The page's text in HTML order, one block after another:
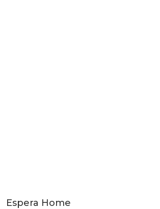
Espera Home